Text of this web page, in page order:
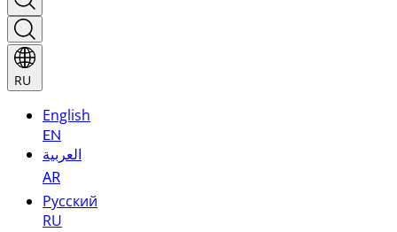
RU
English
EN
العربية
AR
Русский
RU